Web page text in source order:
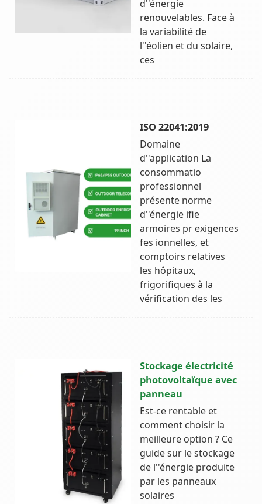
d''énergie
renouvelables. Face à
la variabilité de
l''éolien et du solaire,
ces
ISO 22041:2019
Domaine
d''application La
consommatio
professionnel
présente norme
d''énergie ifie
armoires pr exigences
fes ionnelles, et
comptoirs relatives
les hôpitaux,
frigorifiques à la
vérification des les
Stockage électricité
photovoltaïque avec
panneau
Est-ce rentable et
comment choisir la
meilleure option ? Ce
guide sur le stockage
de l''énergie produite
par les panneaux
solaires